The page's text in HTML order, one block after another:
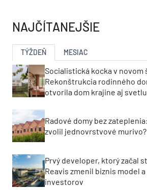
NAJČÍTANEJŠIE
TÝŽDEŇ MESIAC
Socialistická kocka v novom
Rekonštrukcia rodinného
otvorila dom krajine aj svetlu
Radové domy bez
zvolil jednovrstvové murivo?
Prvý developer, ktorý začal
Reavis zmenil biznis model
investorov